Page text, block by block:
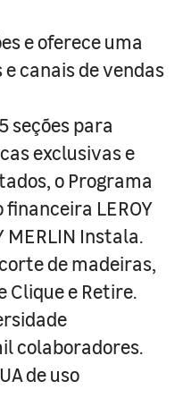
e oferece uma
canais de vendas
seções para
exclusivas e
o Programa
financeira LEROY
MERLIN Instala.
de madeiras,
Clique e Retire.
colaboradores.
de uso